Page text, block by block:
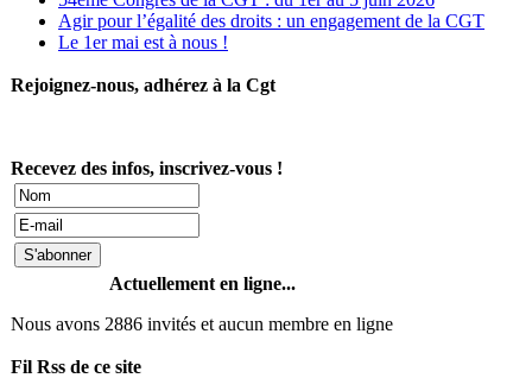
Agir pour l’égalité des droits : un engagement de la CGT
Le 1er mai est à nous !
Rejoignez-nous, adhérez à la Cgt
Recevez des infos, inscrivez-vous !
Actuellement en ligne...
Nous avons 2886 invités et aucun membre en ligne
Fil Rss de ce site